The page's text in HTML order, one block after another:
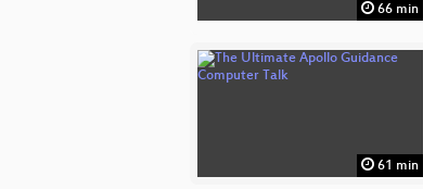
66 min
61 min